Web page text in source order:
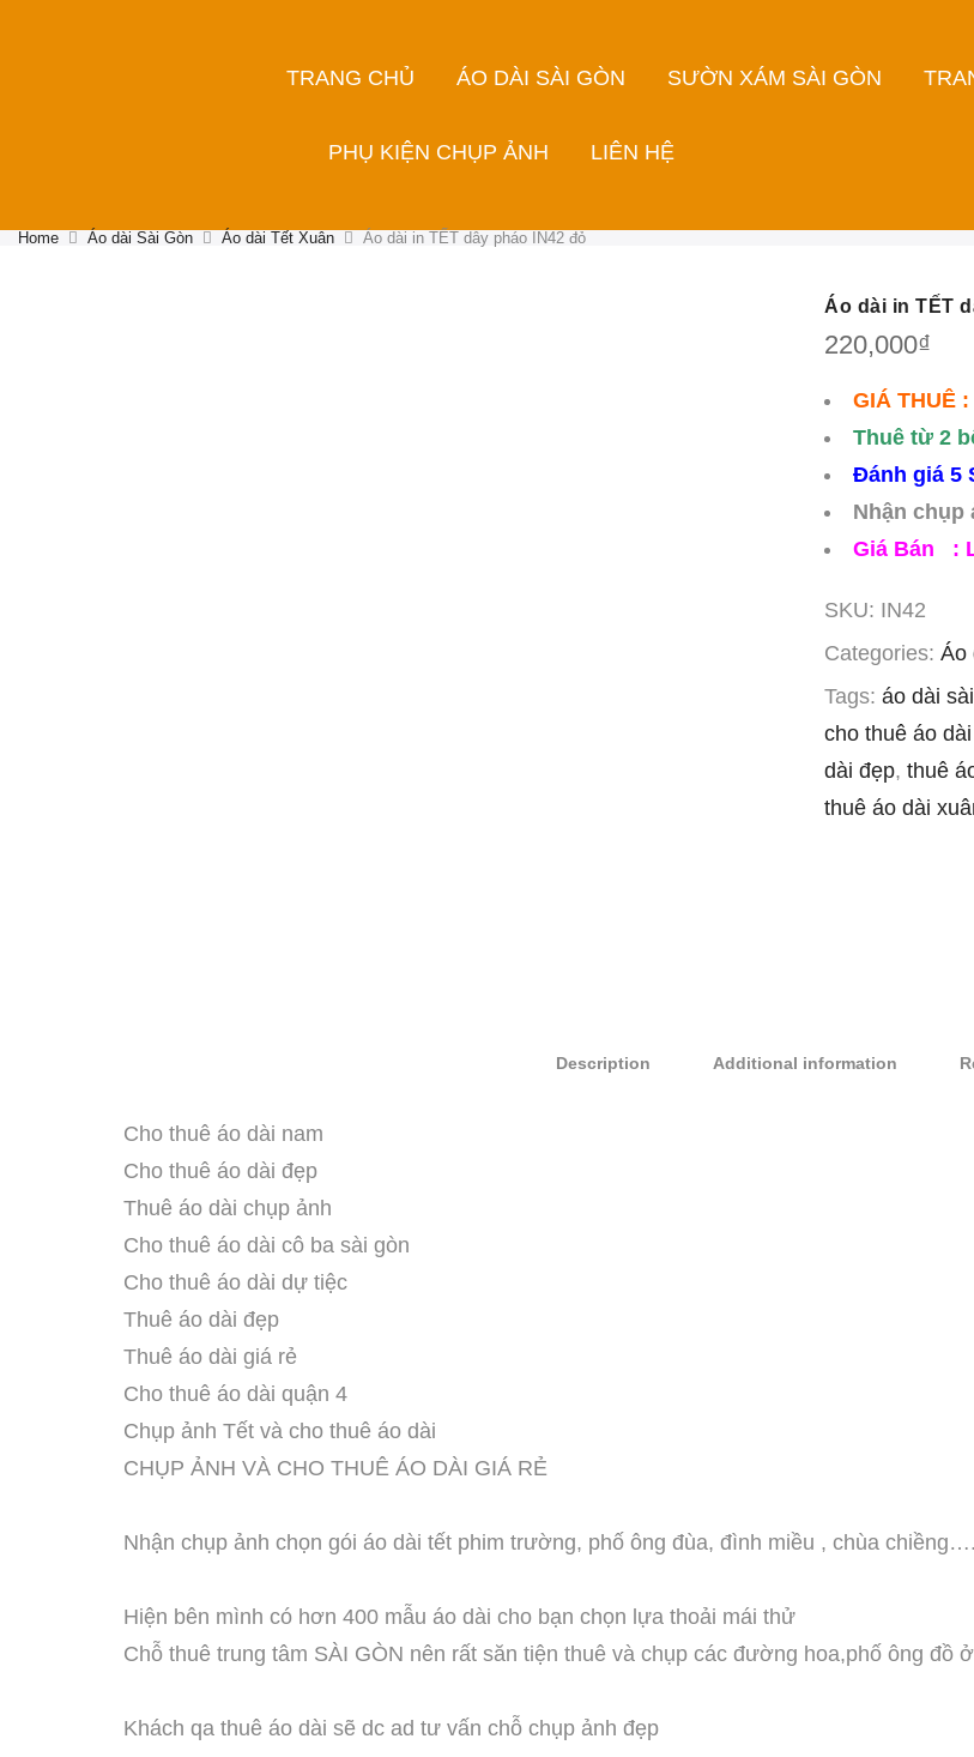
TRANG CHỦ ÁO DÀI SÀI GÒN SƯỜN XÁM SÀI GÒN
PHỤ KIỆN CHỤP ẢNH LIÊN HỆ
Home Áo dài Sài Gòn Áo dài Tết Xuân Áo dài in TẾT dây pháo IN42 đỏ
Áo dài in TẾT
220,000₫
GIÁ THUÊ
Thuê từ 2
Đánh giá 5
Nhận chụp
Giá Bán :
SKU: IN42
Categories: Áo
Tags: áo dài
cho thuê áo
dài đẹp, thuê
thuê áo dài
Description Additional information
Cho thuê áo dài nam
Cho thuê áo dài đẹp
Thuê áo dài chụp ảnh
Cho thuê áo dài cô ba sài gòn
Cho thuê áo dài dự tiệc
Thuê áo dài đẹp
Thuê áo dài giá rẻ
Cho thuê áo dài quận 4
Chụp ảnh Tết và cho thuê áo dài
CHỤP ẢNH VÀ CHO THUÊ ÁO DÀI GIÁ RẺ
Nhận chụp ảnh chọn gói áo dài tết phim trường, phố ông đùa, đình miều , chùa
Hiện bên mình có hơn 400 mẫu áo dài cho bạn chọn lựa thoải mái thử
Chỗ thuê trung tâm SÀI GÒN nên rất săn tiện thuê và chụp các đường hoa,phố ông đồ
Khách qa thuê áo dài sẽ dc ad tư vấn chỗ chụp ảnh đẹp